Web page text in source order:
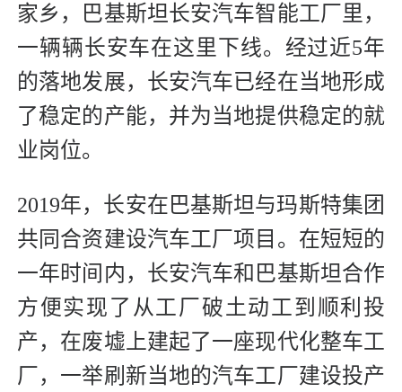
家乡，巴基斯坦长安汽车智能工厂里，
一辆辆长安车在这里下线。经过近5年
的落地发展，长安汽车已经在当地形成
了稳定的产能，并为当地提供稳定的就
业岗位。
2019年，长安在巴基斯坦与玛斯特集团
共同合资建设汽车工厂项目。在短短的
一年时间内，长安汽车和巴基斯坦合作
方便实现了从工厂破土动工到顺利投
产，在废墟上建起了一座现代化整车工
厂，一举刷新当地的汽车工厂建设投产